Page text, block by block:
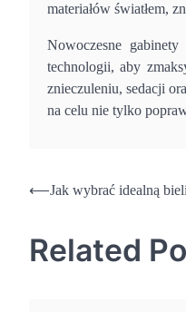
materiałów światłem,
Nowoczesne
technologii, aby
znieczuleniu, sedacji
na celu nie tylko
Nawigacja
⟵Jak wybrać idealną
Related